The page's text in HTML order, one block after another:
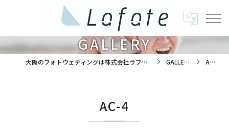
GALLERY
大阪のフォトウェディングは株式会社ラフエイト GALLERY AC-4
AC-4